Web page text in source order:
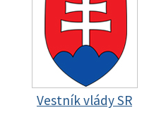
Vestník vlády SR